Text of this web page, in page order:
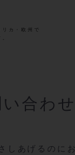
カ・欧州で
い合わせ
しあげるのに